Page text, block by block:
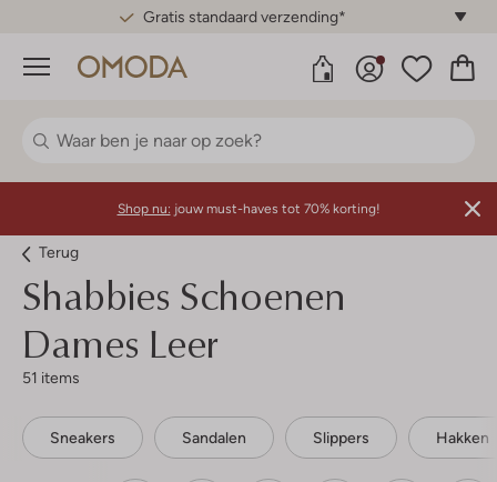
Gratis standaard verzending*
Menu
Shop nu: jouw must-haves tot 70% korting!
Terug
Shabbies Schoenen
Dames Leer
51 items
Sneakers Sandalen Slippers Hakken